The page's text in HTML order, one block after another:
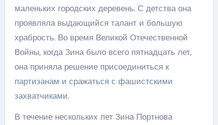
маленьких городских деревень. С детства она
проявляла выдающийся талант и большую
храбрость. Во время Великой Отечественной
Войны, когда Зина было всего пятнадцать лет,
она приняла решение присоединиться к
партизанам и сражаться с фашистскими
захватчиками.
В течение нескольких лет Зина Портнова